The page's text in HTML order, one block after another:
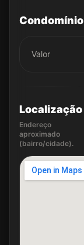
Condomínio
Valor
Localização
Endereço
aproximado
(bairro/cidade).